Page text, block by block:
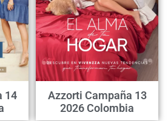
14
Azzorti Campaña 13
2026 Colombia